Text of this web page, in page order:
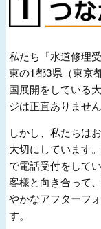
私たち『水道修理
東の1都3県（東京
国展開をしている
ジは正直ありません
しかし、私たちは
大切にしています
で電話受付をして
客様と向き合って
やかなアフターフ
す。